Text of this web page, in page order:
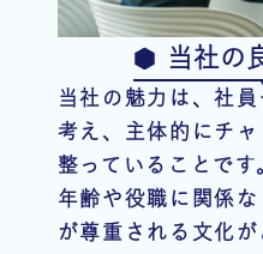
当社の
当社の魅力は、社
考え、主体的にチ
整っていることです
年齢や役職に関係
が尊重される文化